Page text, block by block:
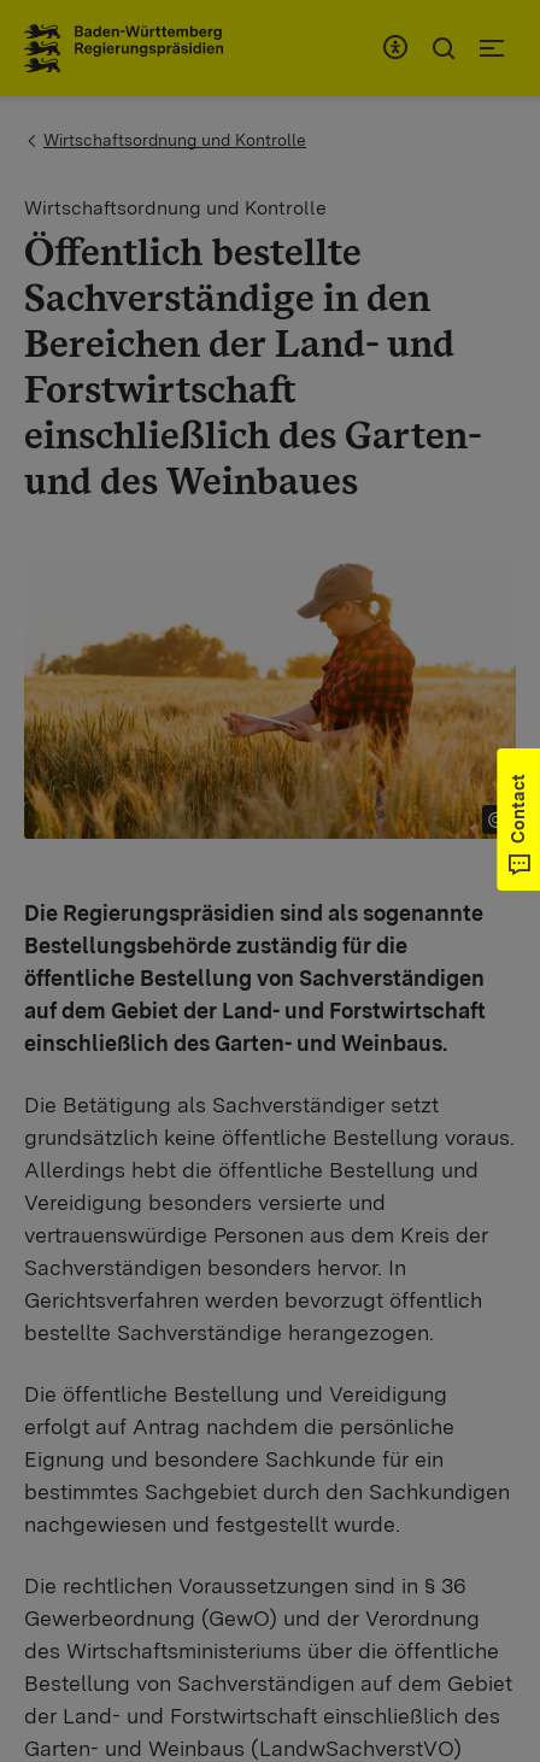
You are here:
Wirtschaftsordnung und Kontrolle
Wirtschaftsordnung und Kontrolle
Öffentlich bestellte
Sachverständige in den
Bereichen der Land- und
Forstwirtschaft
einschließlich des Garten-
und des Weinbaues
Die Regierungspräsidien sind als sogenannte
Bestellungsbehörde zuständig für die
öffentliche Bestellung von Sachverständigen
auf dem Gebiet der Land- und Forstwirtschaft
einschließlich des Garten- und Weinbaus.
Die Betätigung als Sachverständiger setzt
grundsätzlich keine öffentliche Bestellung voraus.
Allerdings hebt die öffentliche Bestellung und
Vereidigung besonders versierte und
vertrauenswürdige Personen aus dem Kreis der
Sachverständigen besonders hervor. In
Gerichtsverfahren werden bevorzugt öffentlich
bestellte Sachverständige herangezogen.
Die öffentliche Bestellung und Vereidigung
erfolgt auf Antrag nachdem die persönliche
Eignung und besondere Sachkunde für ein
bestimmtes Sachgebiet durch den Sachkundigen
nachgewiesen und festgestellt wurde.
Die rechtlichen Voraussetzungen sind in § 36
Gewerbeordnung (GewO) und der Verordnung
des Wirtschaftsministeriums über die öffentliche
Bestellung von Sachverständigen auf dem Gebiet
der Land- und Forstwirtschaft einschließlich des
Garten- und Weinbaus (LandwSachverstVO)
Contact